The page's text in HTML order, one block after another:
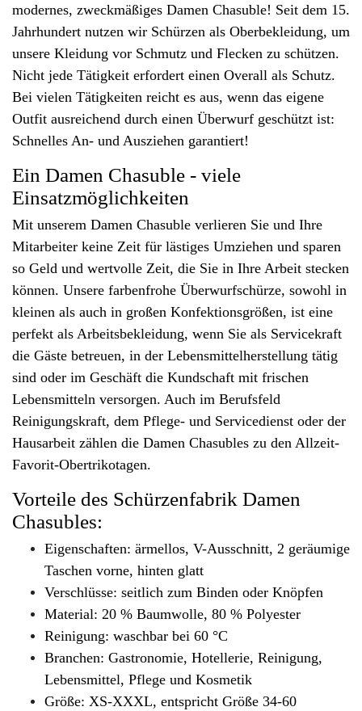
modernes, zweckmäßiges Damen Chasuble! Seit dem 15.
Jahrhundert nutzen wir Schürzen als Oberbekleidung, um
unsere Kleidung vor Schmutz und Flecken zu schützen.
Nicht jede Tätigkeit erfordert einen Overall als Schutz.
Bei vielen Tätigkeiten reicht es aus, wenn das eigene
Outfit ausreichend durch einen Überwurf geschützt ist:
Schnelles An- und Ausziehen garantiert!
Ein Damen Chasuble - viele
Einsatzmöglichkeiten
Mit unserem Damen Chasuble verlieren Sie und Ihre
Mitarbeiter keine Zeit für lästiges Umziehen und sparen
so Geld und wertvolle Zeit, die Sie in Ihre Arbeit stecken
können. Unsere farbenfrohe Überwurfschürze, sowohl in
kleinen als auch in großen Konfektionsgrößen, ist eine
perfekt als Arbeitsbekleidung, wenn Sie als Servicekraft
die Gäste betreuen, in der Lebensmittelherstellung tätig
sind oder im Geschäft die Kundschaft mit frischen
Lebensmitteln versorgen. Auch im Berufsfeld
Reinigungskraft, dem Pflege- und Servicedienst oder der
Hausarbeit zählen die Damen Chasubles zu den Allzeit-
Favorit-Obertrikotagen.
Vorteile des Schürzenfabrik Damen
Chasubles:
Eigenschaften: ärmellos, V-Ausschnitt, 2 geräumige
Taschen vorne, hinten glatt
Verschlüsse: seitlich zum Binden oder Knöpfen
Material: 20 % Baumwolle, 80 % Polyester
Reinigung: waschbar bei 60 °C
Branchen: Gastronomie, Hotellerie, Reinigung,
Lebensmittel, Pflege und Kosmetik
Größe: XS-XXXL, entspricht Größe 34-60